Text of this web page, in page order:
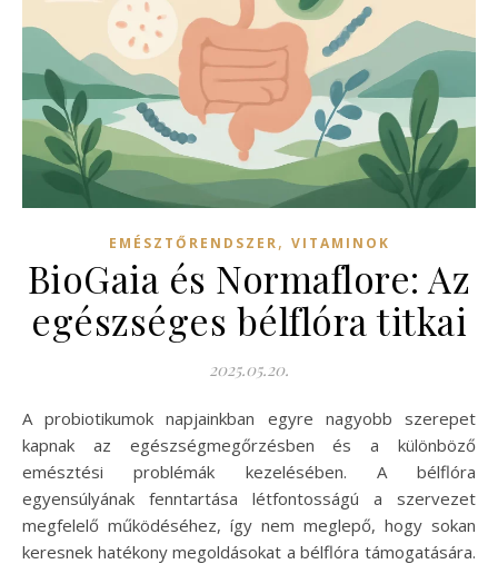
EMÉSZTŐRENDSZER, VITAMINOK
BioGaia és Normaflore: Az
egészséges bélflóra titkai
2025.05.20.
A probiotikumok napjainkban egyre nagyobb szerepet
kapnak az egészségmegőrzésben és a különböző
emésztési problémák kezelésében. A bélflóra
egyensúlyának fenntartása létfontosságú a szervezet
megfelelő működéséhez, így nem meglepő, hogy sokan
keresnek hatékony megoldásokat a bélflóra támogatására.